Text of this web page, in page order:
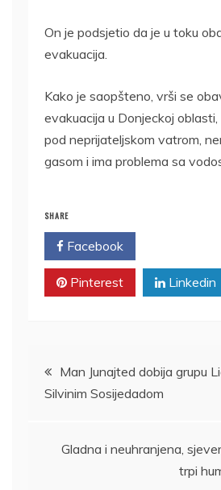
On je podsjetio da je u toku
evakuacija.
Kako je saopšteno, vrši se
evakuacija u Donjeckoj
pod neprijateljskom vatrom,
gasom i ima problema sa
SHARE
Facebook
Pinterest Linkedin
Kretanje
članka
Man Junajted dobija grupu
Silvinim Sosijedadom
Gladna i neuhranjena,
trpi